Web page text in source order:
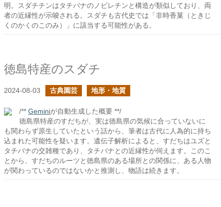
明。スダチチンはタチバナのノビレチンと構造が類似しており、両
者の近縁性が示唆される。スダチも古代史では「非時香菓（ときじ
くのかくのこのみ）」に該当する可能性がある。
徳島特産のスダチ
2024-08-03 古典園芸 地形・地質
/** Geminiが自動生成した概要 **/
徳島県特産のすだちが、実は徳島県の気候に合っていないに
も関わらず原生していたという話から、筆者は古代に人為的に持ち
込まれた可能性を疑います。遺伝子解析によると、すだちはユズと
タチバナの交雑種であり、タチバナとの近縁性が伺えます。このこ
とから、すだちのルーツと徳島県のある場所との関係に、ある人物
が関わっているのではないかと推測し、物語は続きます。